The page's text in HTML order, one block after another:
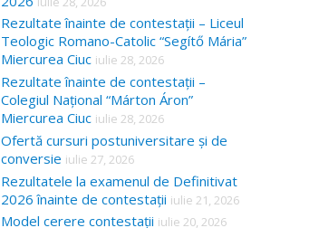
Rezultate înainte de contestații – Liceul
Teologic Romano-Catolic “Segítő Mária”
Miercurea Ciuc iulie 28, 2026
Rezultate înainte de contestații –
Colegiul Național “Márton Áron”
Miercurea Ciuc iulie 28, 2026
Ofertă cursuri postuniversitare și de
conversie iulie 27, 2026
Rezultatele la examenul de Definitivat
2026 înainte de contestații iulie 21, 2026
Model cerere contestații iulie 20, 2026